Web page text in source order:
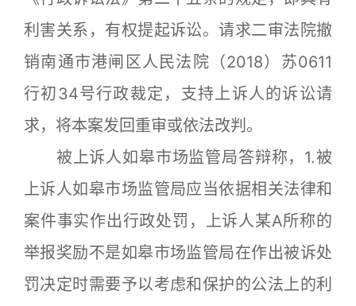
利害关系，有权提起诉讼。请求二审法院撤
销南通市港闸区人民法院（2018）苏0611
行初34号行政裁定，支持上诉人的诉讼请
求，将本案发回重审或依法改判。
被上诉人如皋市场监管局答辩称，1.被
上诉人如皋市场监管局应当依据相关法律和
案件事实作出行政处罚，上诉人某A所称的
举报奖励不是如皋市场监管局在作出被诉处
罚决定时需要予以考虑和保护的公法上的利